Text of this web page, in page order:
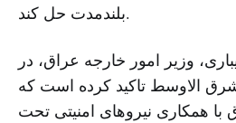
بلندمدت حل کند.
وزیر امور خارجه عراق، در
الاوسط تاکید کرده است که
با همکاری نیروهای امنیتی تحت